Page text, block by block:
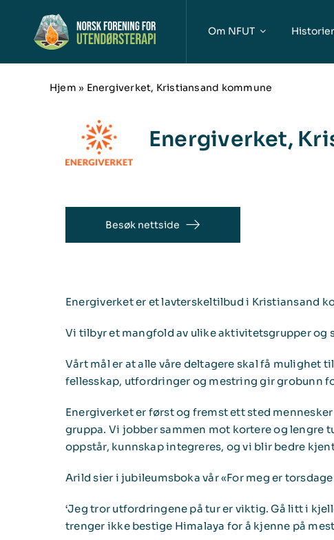
content
Om NFUT
Hjem » Energiverket, Kristiansand kommune
Energiverket,
Besøk nettside
Energiverket er et lavterskeltilbud i Kristiansand
Vi tilbyr et mangfold av ulike aktivitetsgrupper og
Vårt mål er at alle våre deltagere skal få mulighet
fellesskap, utfordringer og mestring gir grobunn
Energiverket er først og fremst ett sted
gruppa. Vi jobber sammen mot kortere og lengre
oppstår, kunnskap integreres, og vi blir bedre
Arild sier i jubileumsboka vår «For meg er
‘Jeg tror utfordringene på tur er viktig. Gå litt i
trenger ikke bestige Himalaya for å kjenne på